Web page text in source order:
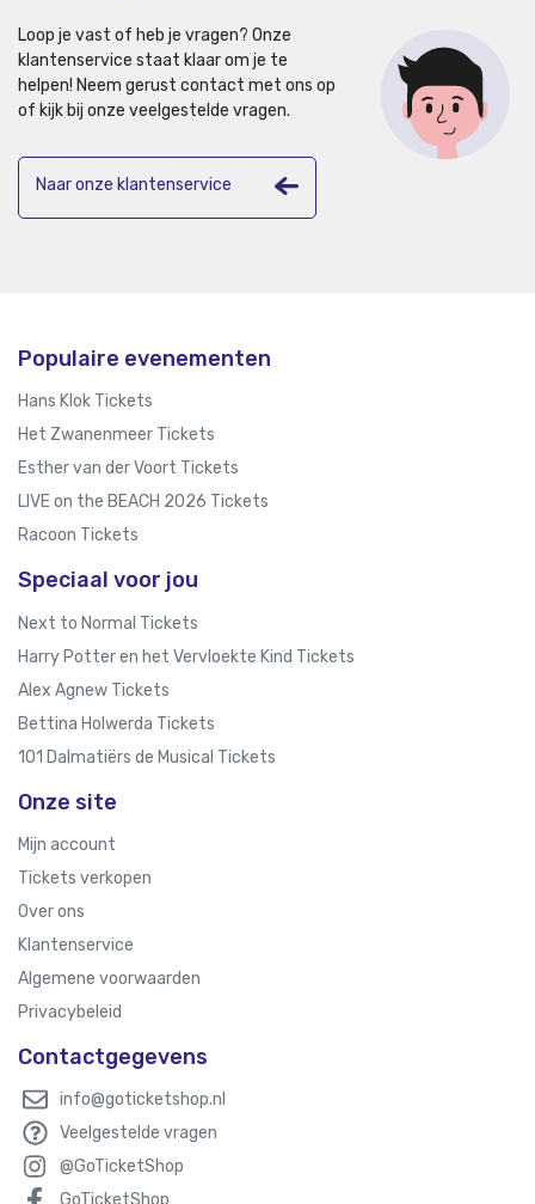
Loop je vast of heb je vragen? Onze
klantenservice staat klaar om je te
helpen! Neem gerust contact met ons op
of kijk bij onze veelgestelde vragen.
Naar onze klantenservice
Populaire evenementen
Hans Klok Tickets
Het Zwanenmeer Tickets
Esther van der Voort Tickets
LIVE on the BEACH 2026 Tickets
Racoon Tickets
Speciaal voor jou
Next to Normal Tickets
Harry Potter en het Vervloekte Kind Tickets
Alex Agnew Tickets
Bettina Holwerda Tickets
101 Dalmatiërs de Musical Tickets
Onze site
Mijn account
Tickets verkopen
Over ons
Klantenservice
Algemene voorwaarden
Privacybeleid
Contactgegevens
info@goticketshop.nl
Veelgestelde vragen
@GoTicketShop
GoTicketShop